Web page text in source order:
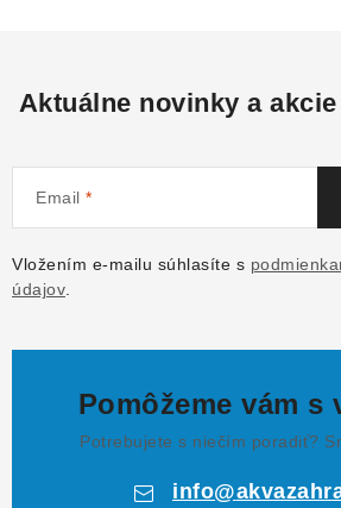
Aktuálne novinky a
Email
Vložením e-mailu súhlasíte s
údajov
Pomôžeme vám s
Potrebujete s niečím poradiť?
info@